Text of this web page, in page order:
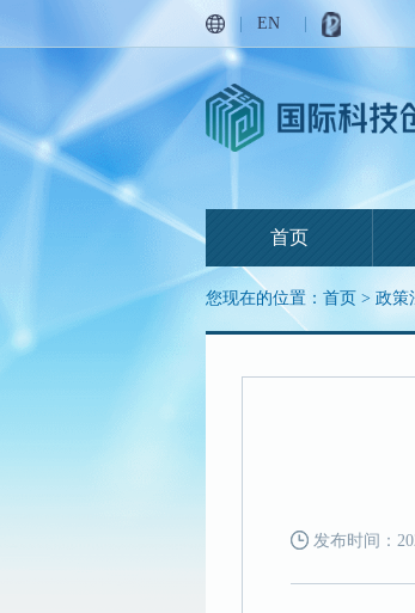
EN
首页
您现在的位置： 首页 > 政策
发布时间：